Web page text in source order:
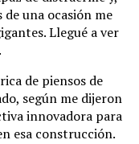
una ocasión me
Llegué a ver
de piensos de
según me dijeron
innovadora para
esa construcción.